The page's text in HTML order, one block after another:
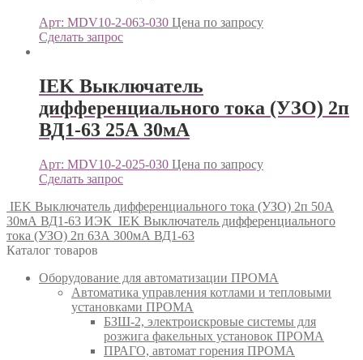
Арт: MDV10-2-063-030 Цена по запросу
Сделать запрос
IEK Выключатель
дифференциального тока (УЗО) 2п
ВД1-63 25А 30мА
Арт: MDV10-2-025-030 Цена по запросу
Сделать запрос
IEK Выключатель дифференциального тока (УЗО) 2п 50А
30мА ВД1-63 ИЭК IEK Выключатель дифференциального
тока (УЗО) 2п 63А 300мА ВД1-63
Каталог товаров
Оборудование для автоматизации ПРОМА
Автоматика управления котлами и тепловыми
установками ПРОМА
БЗШ-2, электроискровые системы для
розжига факельных установок ПРОМА
ПРАГО, автомат горения ПРОМА